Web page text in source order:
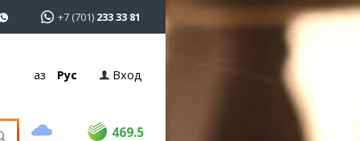
+7 (701) 233 33 81
Қаз Рус Вход
469.5
USD 468.5 469.5